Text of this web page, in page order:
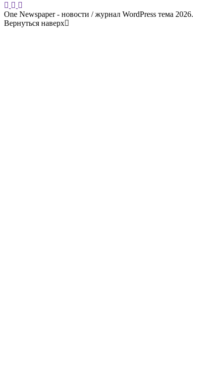
One Newspaper - новости / журнал WordPress тема 2026.
Вернуться наверх